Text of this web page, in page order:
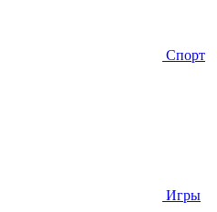
Спорт
Игры